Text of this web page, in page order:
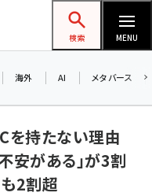
当者フォーラム
検索 MENU
海外 AI メタバース
を持たない理由
安がある」が3割
も2割超